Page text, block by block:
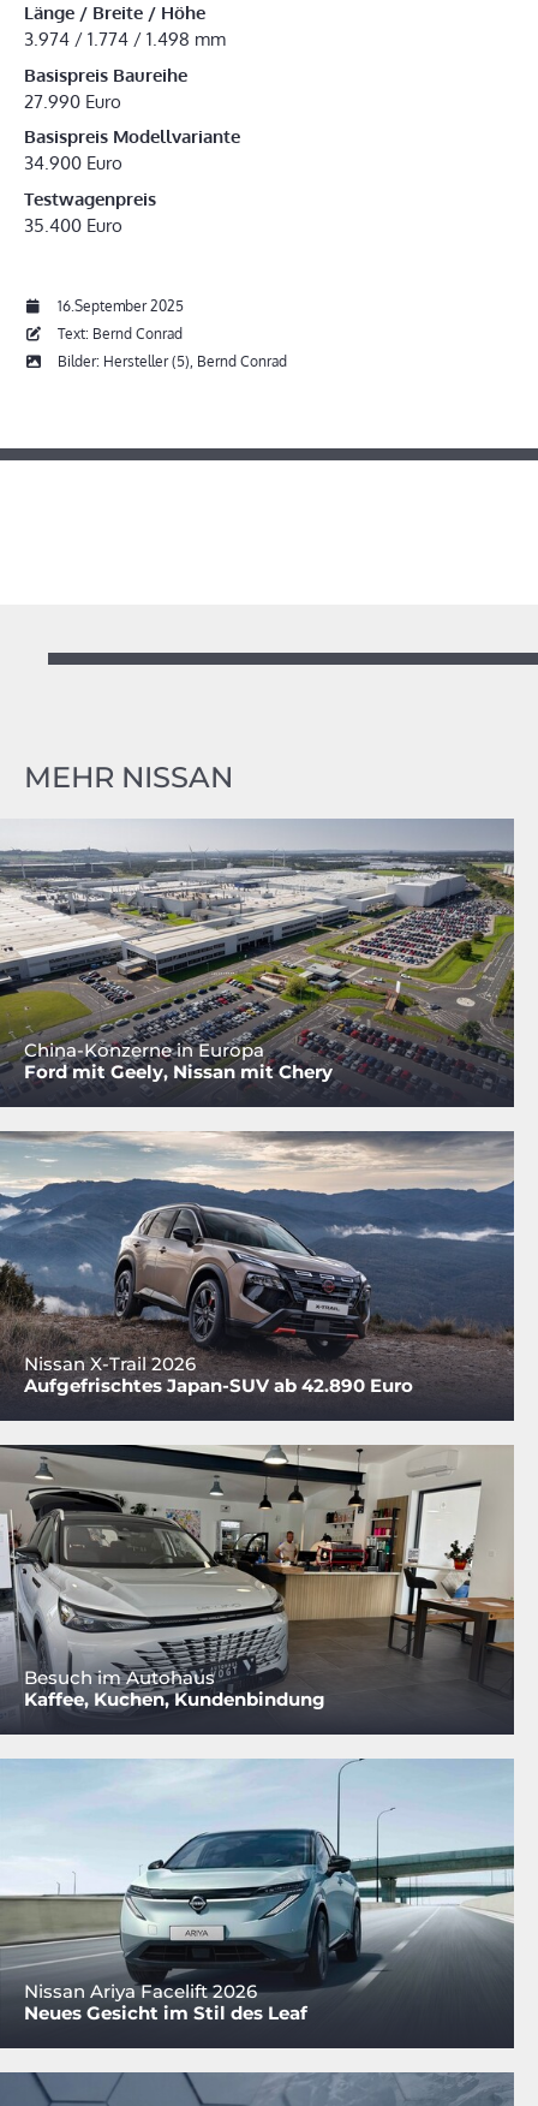
Länge / Breite / Höhe
3.974 / 1.774 / 1.498 mm
Basispreis Baureihe
27.990 Euro
Basispreis Modellvariante
34.900 Euro
Testwagenpreis
35.400 Euro
16.September 2025
Text: Bernd Conrad
Bilder: Hersteller (5), Bernd Conrad
MEHR NISSAN
China-Konzerne in Europa
Ford mit Geely, Nissan mit Chery
Nissan X-Trail 2026
Aufgefrischtes Japan-SUV ab 42.890 Euro
Besuch im Autohaus
Kaffee, Kuchen, Kundenbindung
Nissan Ariya Facelift 2026
Neues Gesicht im Stil des Leaf